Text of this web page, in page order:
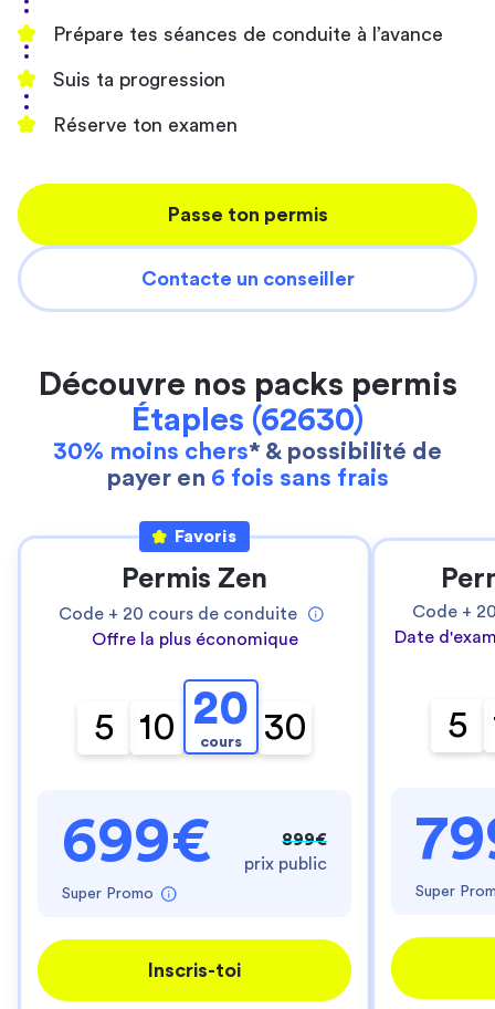
Prépare tes séances de conduite à l’avance
Suis ta progression
Réserve ton examen
Passe ton permis
Contacte un conseiller
Découvre nos packs permis
Étaples (62630)
30% moins chers* & possibilité de
payer en 6 fois sans frais
Favoris
Permis Zen
Code + 20 cours de conduite
Offre la plus économique
5 10 20
cours 30
699€
Super Promo
899€
prix public
Inscris-toi
Code +
Date
5
Super